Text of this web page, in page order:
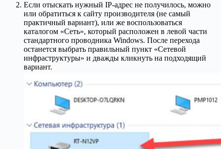
Если отыскать нужный IP-адрес не получилось, можно
или обратиться к сайту производителя (не самый
практичный вариант), или же воспользоваться
каталогом «Сеть», который расположен в левой части
стандартного проводника Windows. После перехода
останется выбрать правильный пункт «Сетевой
инфраструктуры» и дважды кликнуть на подходящий
вариант.